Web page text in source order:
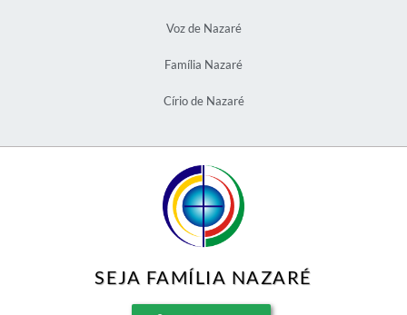
Voz de Nazaré
Família Nazaré
Círio de Nazaré
SEJA FAMÍLIA NAZARÉ